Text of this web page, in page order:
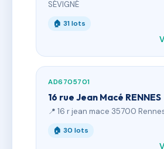
SÉVIGNÉ
🏠 31 lots
AD6705701
16 rue Jean Macé RENNES
📍 16 r jean mace 35700
🏠 30 lots